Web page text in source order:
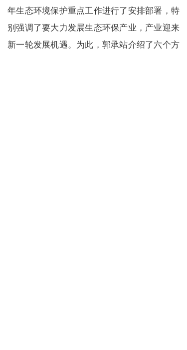
年生态环境保护重点工作进行了安排部署，特
别强调了要大力发展生态环保产业，产业迎来
新一轮发展机遇。为此，郭承站介绍了六个方